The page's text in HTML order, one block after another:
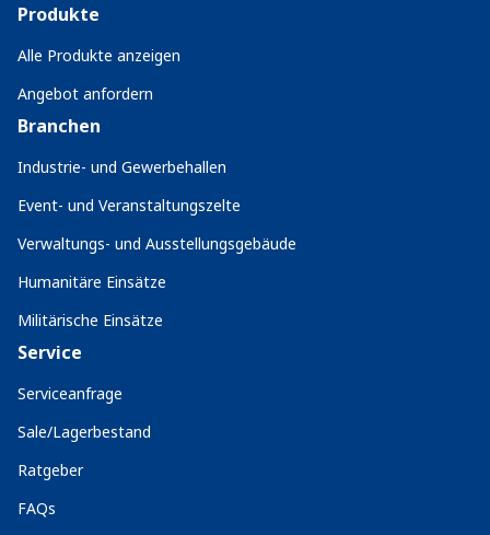
Produkte
Alle Produkte anzeigen
Angebot anfordern
Branchen
Industrie- und Gewerbehallen
Event- und Veranstaltungszelte
Verwaltungs- und Ausstellungsgebäude
Humanitäre Einsätze
Militärische Einsätze
Service
Serviceanfrage
Sale/Lagerbestand
Ratgeber
FAQs